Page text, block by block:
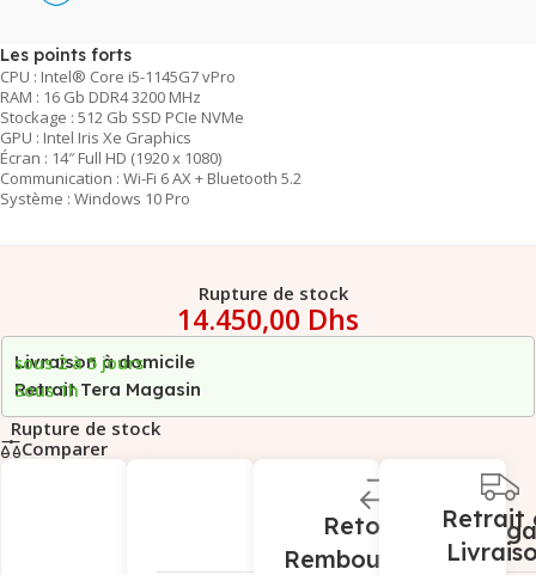
Les points forts
CPU : Intel® Core i5-1145G7 vPro
RAM : 16 Gb DDR4 3200 MHz
Stockage : 512 Gb SSD PCIe NVMe
GPU : Intel Iris Xe Graphics
Écran : 14″ Full HD (1920 x 1080)
Communication : Wi-Fi 6 AX + Bluetooth 5.2
Système : Windows 10 Pro
Rupture de stock
14.450,00 Dhs
Livraison à domicile
sous 2 à 5 jours
Retrait Tera Magasin
Sous 1h
Rupture de stock
Comparer
Garantie
Retour et
Remboursement
Retrait